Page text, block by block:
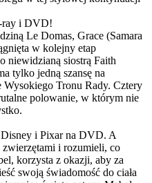
ray i DVD!
Le Domas, Grace (Samara
w kolejny etap
niewidzianą siostrą Faith
tylko jedną szansę na
Wysokiego Tronu Rady. Cztery
polowanie, w którym nie
Disney i Pixar na DVD. A
i rozumieli, co
korzysta z okazji, aby za
swoją świadomość do ciała